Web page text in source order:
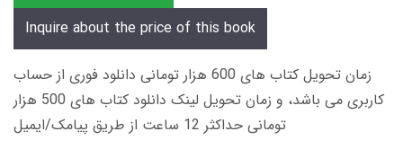
Inquire about the price of this book
زمان تحویل کتاب های 600 هزار تومانی دانلود فوری از حساب
کاربری می باشد، و زمان تحویل لینک دانلود کتاب های 500 هزار
تومانی حداکثر 12 ساعت از طریق پیامک/ایمیل